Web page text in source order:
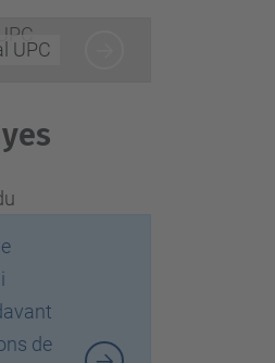
UPC
de